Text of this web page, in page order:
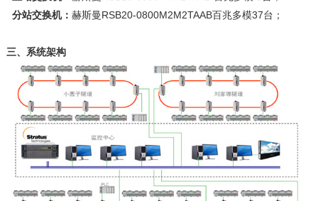
分站交换机： 赫斯曼RSB20-0800M2M2TAAB百兆多模37台；
三、系统架构